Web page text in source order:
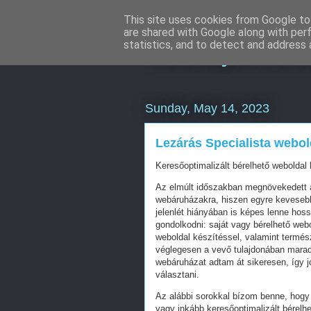
Havidíjas
Sunday, May 14, 2023
Lezárás Specialista
Keresőoptimalizált bérelhető
Az elmúlt időszakban
webáruházakra, hiszen egyre
jelenlét hiányában is képes lenne
gondolkodni: saját vagy bérelhető
weboldal készítéssel, valamint
véglegesen a vevő tulajdonában
webáruházat adtam át sikeresen, így
választani.
Az alábbi sorokkal bízom benne,
vagy inkább keresőoptimalizált
This site uses cookies from Google
are shared with Google along with
statistics, and to detect and address